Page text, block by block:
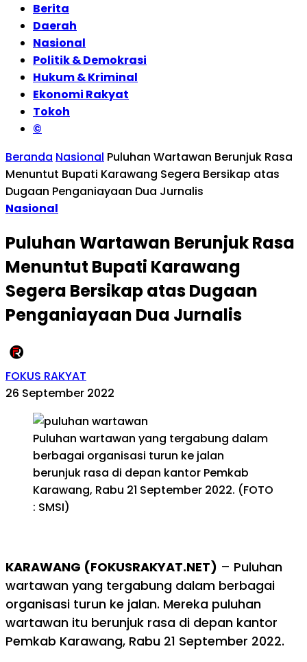
Berita
Daerah
Nasional
Politik & Demokrasi
Hukum & Kriminal
Ekonomi Rakyat
Tokoh
©
Beranda Nasional Puluhan Wartawan Berunjuk Rasa
Menuntut Bupati Karawang Segera Bersikap atas
Dugaan Penganiayaan Dua Jurnalis
Nasional
Puluhan Wartawan Berunjuk Rasa
Menuntut Bupati Karawang
Segera Bersikap atas Dugaan
Penganiayaan Dua Jurnalis
FOKUS RAKYAT
26 September 2022
Puluhan wartawan yang tergabung dalam
berbagai organisasi turun ke jalan
berunjuk rasa di depan kantor Pemkab
Karawang, Rabu 21 September 2022. (FOTO
: SMSI)
KARAWANG (FOKUSRAKYAT.NET) – Puluhan
wartawan yang tergabung dalam berbagai
organisasi turun ke jalan. Mereka puluhan
wartawan itu berunjuk rasa di depan kantor
Pemkab Karawang, Rabu 21 September 2022.